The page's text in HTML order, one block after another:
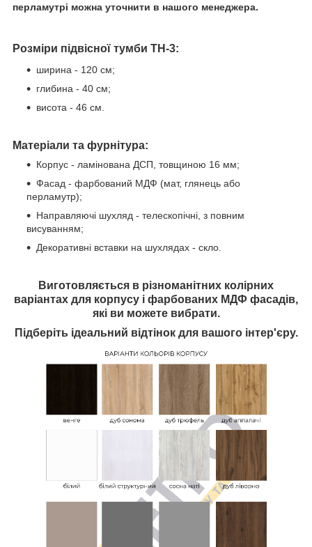
перламутрі можна уточнити в нашого менеджера.
Розміри підвісної тумби ТН-3:
ширина - 120 см;
глибина - 40 см;
висота - 46 см.
Матеріали та фурнітура:
Корпус - ламінована ДСП, товщиною 16 мм;
Фасад - фарбований МДФ (мат, глянець або
перламутр);
Направляючі шухляд - телескопічні, з повним
висуванням;
Декоративні вставки на шухлядах - скло.
Виготовляється в різноманітних колірних
варіантах для корпусу і фарбованих МДФ фасадів,
які ви можете вибрати.
Підберіть ідеальний відтінок для вашого інтер'єру.